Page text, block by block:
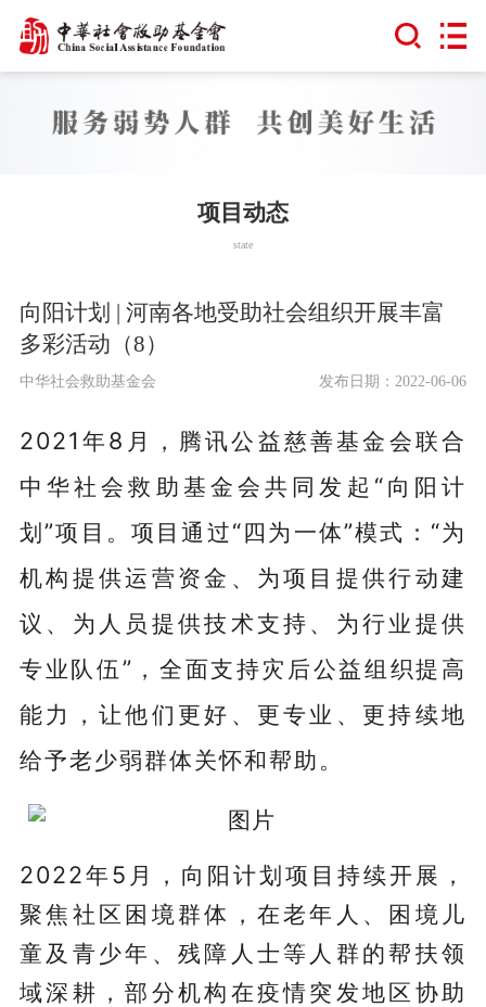
项目动态
state
向阳计划 | 河南各地受助社会组织开展丰富
多彩活动（8）
中华社会救助基金会 发布日期：2022-06-06
2021年8月，腾讯公益慈善基金会联合
中华社会救助基金会共同发起“向阳计
划”项目。项目通过“四为一体”模式：“为
机构提供运营资金、为项目提供行动建
议、为人员提供技术支持、为行业提供
专业队伍”，全面支持灾后公益组织提高
能力
， 让他们更好、更专业、更持续地
给予老少弱群体关怀和帮助。
2022年5月，向阳计划项目持续开展，
聚焦社区困境群体，在老年人、困境儿
童及青少年、残障人士等人群的帮扶领
域深耕，部分机构在疫情突发地区协助